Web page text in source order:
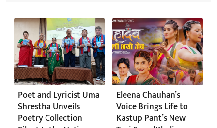
Poet and Lyricist Uma
Shrestha Unveils
Poetry Collection
Eleena Chauhan’s
Voice Brings Life to
Kastup Pant’s New